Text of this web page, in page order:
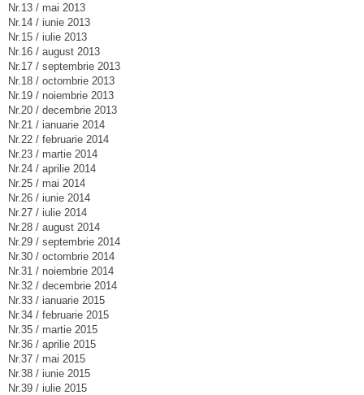
Nr.13 / mai 2013
Nr.14 / iunie 2013
Nr.15 / iulie 2013
Nr.16 / august 2013
Nr.17 / septembrie 2013
Nr.18 / octombrie 2013
Nr.19 / noiembrie 2013
Nr.20 / decembrie 2013
Nr.21 / ianuarie 2014
Nr.22 / februarie 2014
Nr.23 / martie 2014
Nr.24 / aprilie 2014
Nr.25 / mai 2014
Nr.26 / iunie 2014
Nr.27 / iulie 2014
Nr.28 / august 2014
Nr.29 / septembrie 2014
Nr.30 / octombrie 2014
Nr.31 / noiembrie 2014
Nr.32 / decembrie 2014
Nr.33 / ianuarie 2015
Nr.34 / februarie 2015
Nr.35 / martie 2015
Nr.36 / aprilie 2015
Nr.37 / mai 2015
Nr.38 / iunie 2015
Nr.39 / iulie 2015